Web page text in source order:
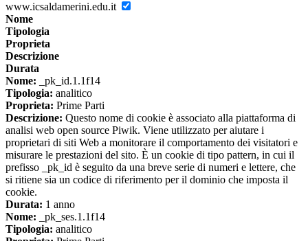
www.icsaldamerini.edu.it
Nome
Tipologia
Proprieta
Descrizione
Durata
Nome: _pk_id.1.1f14
Tipologia: analitico
Proprieta: Prime Parti
Descrizione: Questo nome di cookie è associato alla piattaforma di
analisi web open source Piwik. Viene utilizzato per aiutare i
proprietari di siti Web a monitorare il comportamento dei visitatori e
misurare le prestazioni del sito. È un cookie di tipo pattern, in cui il
prefisso _pk_id è seguito da una breve serie di numeri e lettere, che
si ritiene sia un codice di riferimento per il dominio che imposta il
cookie.
Durata: 1 anno
Nome: _pk_ses.1.1f14
Tipologia: analitico